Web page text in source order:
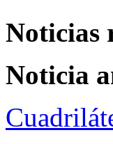
Noticias
Noticia